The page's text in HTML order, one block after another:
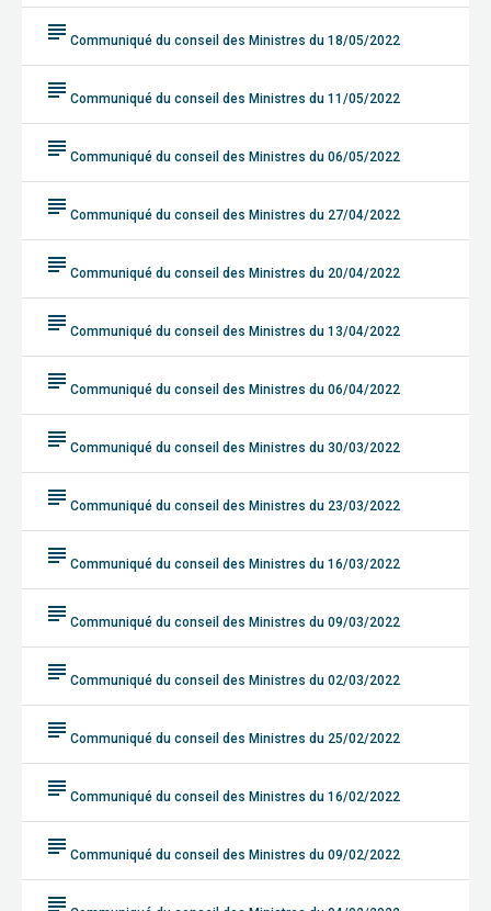
subject Communiqué du conseil des Ministres du 18/05/2022
subject Communiqué du conseil des Ministres du 11/05/2022
subject Communiqué du conseil des Ministres du 06/05/2022
subject Communiqué du conseil des Ministres du 27/04/2022
subject Communiqué du conseil des Ministres du 20/04/2022
subject Communiqué du conseil des Ministres du 13/04/2022
subject Communiqué du conseil des Ministres du 06/04/2022
subject Communiqué du conseil des Ministres du 30/03/2022
subject Communiqué du conseil des Ministres du 23/03/2022
subject Communiqué du conseil des Ministres du 16/03/2022
subject Communiqué du conseil des Ministres du 09/03/2022
subject Communiqué du conseil des Ministres du 02/03/2022
subject Communiqué du conseil des Ministres du 25/02/2022
subject Communiqué du conseil des Ministres du 16/02/2022
subject Communiqué du conseil des Ministres du 09/02/2022
subject